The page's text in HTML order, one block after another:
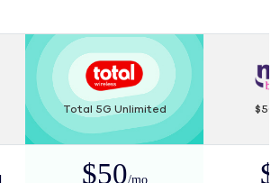
total wireless,
Total 5G Unlimited $50
$50 per month
$50/mo
$50